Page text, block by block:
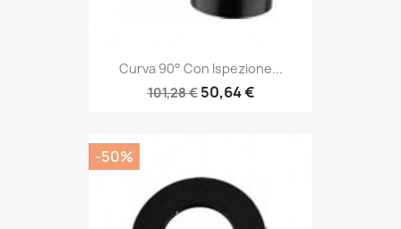
Curva 90° Con Ispezione...
101,28 € 50,64 €
-50%